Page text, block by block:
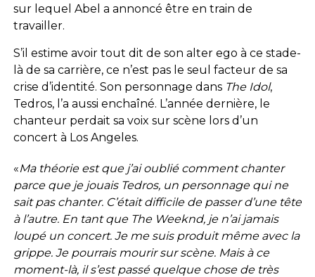
sur lequel Abel a annoncé être en train de
travailler.
S’il estime avoir tout dit de son alter ego à ce stade-
là de sa carrière, ce n’est pas le seul facteur de sa
crise d’identité. Son personnage dans The Idol,
Tedros, l’a aussi enchaîné. L’année dernière, le
chanteur perdait sa voix sur scène lors d’un
concert à Los Angeles.
«Ma théorie est que j’ai oublié comment chanter
parce que je jouais Tedros, un personnage qui ne
sait pas chanter. C’était difficile de passer d’une tête
à l’autre. En tant que The Weeknd, je n’ai jamais
loupé un concert. Je me suis produit même avec la
grippe. Je pourrais mourir sur scène. Mais à ce
moment-là, il s’est passé quelque chose de très